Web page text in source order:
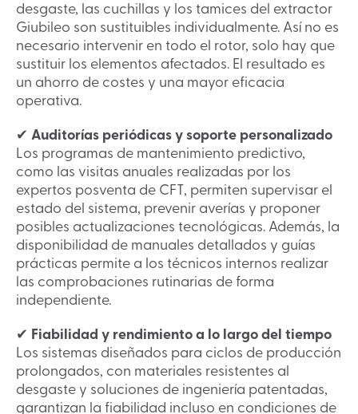
desgaste, las cuchillas y los tamices del extractor
Giubileo son sustituibles individualmente. Así no es
necesario intervenir en todo el rotor, solo hay que
sustituir los elementos afectados. El resultado es
un ahorro de costes y una mayor eficacia
operativa.
✔ Auditorías periódicas y soporte personalizado
Los programas de mantenimiento predictivo,
como las visitas anuales realizadas por los
expertos posventa de CFT, permiten supervisar el
estado del sistema, prevenir averías y proponer
posibles actualizaciones tecnológicas. Además, la
disponibilidad de manuales detallados y guías
prácticas permite a los técnicos internos realizar
las comprobaciones rutinarias de forma
independiente.
✔ Fiabilidad y rendimiento a lo largo del tiempo
Los sistemas diseñados para ciclos de producción
prolongados, con materiales resistentes al
desgaste y soluciones de ingeniería patentadas,
garantizan la fiabilidad incluso en condiciones de